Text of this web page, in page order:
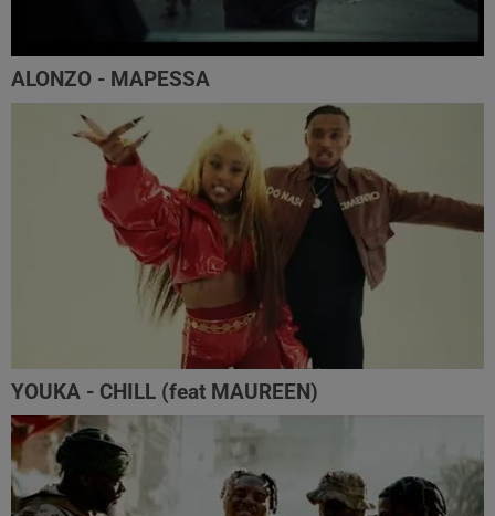
ALONZO - MAPESSA
YOUKA - CHILL (feat MAUREEN)